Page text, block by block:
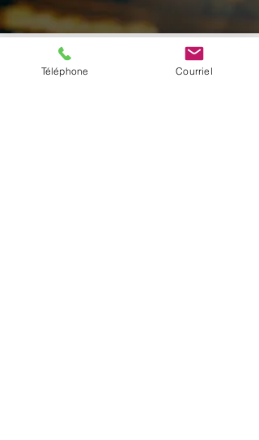
© 2025 par Digital Facets
Téléphone Courriel